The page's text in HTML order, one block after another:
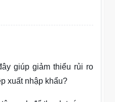
giúp giảm thiểu rủi ro
xuất nhập khẩu?